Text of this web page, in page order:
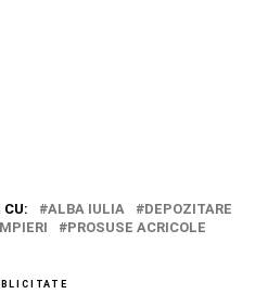
CU: ALBA IULIA
DEPOZITARE
PROSUSE ACRICOLE